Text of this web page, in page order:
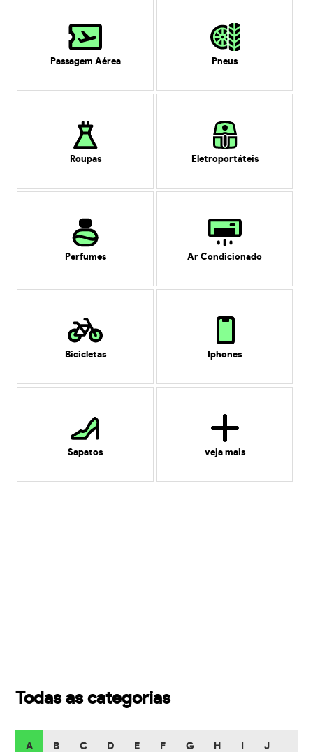
Passagem Aérea Pneus
Roupas Eletroportáteis
Perfumes Ar Condicionado
Bicicletas Iphones
Sapatos veja mais
Todas as categorias
A B C D E F G H J